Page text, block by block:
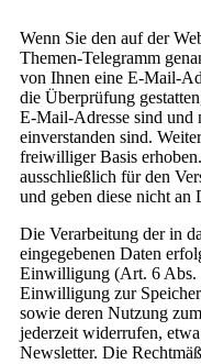
Wenn Sie den auf der
Themen-Telegramm
von Ihnen eine E-Mail-
die Überprüfung
E-Mail-Adresse sind und
einverstanden sind.
freiwilliger Basis
ausschließlich für den
und geben diese nicht an
Die Verarbeitung der in
eingegebenen Daten
Einwilligung (Art. 6
Einwilligung zur
sowie deren Nutzung
jederzeit widerrufen,
Newsletter. Die